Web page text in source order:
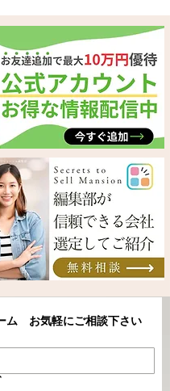
ム　お気軽にご相談下さい